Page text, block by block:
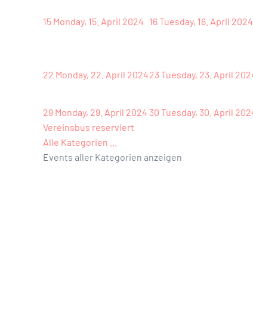
15 Monday, 15. April 2024 16Tuesday, 16. April 2024
22 Monday, 22. April 202423 Tuesday, 23. April
29 Monday, 29. April 2024 30 Tuesday, 30. April
Vereinsbus reserviert
Alle Kategorien ...
Events aller Kategorien anzeigen